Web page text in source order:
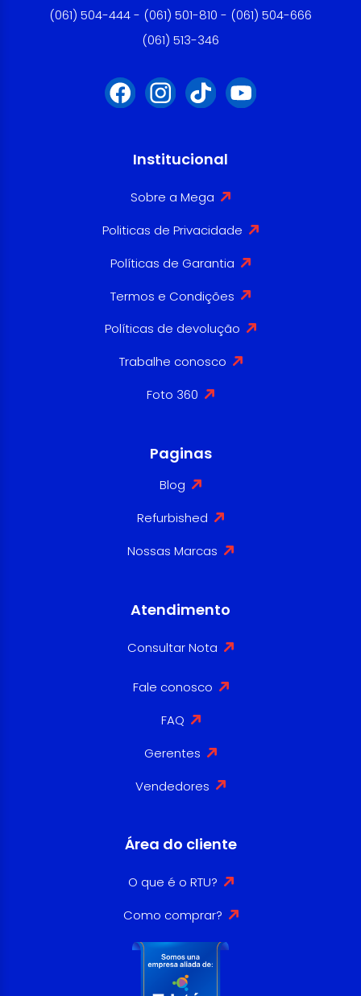
(061) 504-444 - (061) 501-810 - (061) 504-666
(061) 513-346
Institucional
Sobre a Mega
Politicas de Privacidade
Políticas de Garantia
Termos e Condições
Políticas de devolução
Trabalhe conosco
Foto 360
Paginas
Blog
Refurbished
Nossas Marcas
Atendimento
Consultar Nota
Fale conosco
FAQ
Gerentes
Vendedores
Área do cliente
O que é o RTU?
Como comprar?